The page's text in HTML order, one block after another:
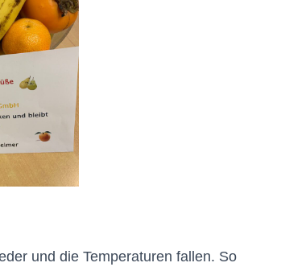
und die Temperaturen fallen. So